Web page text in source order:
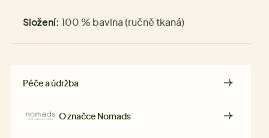
Složení: 100 % bavlna (ručně tkaná)
Péče a údržba
O značce Nomads